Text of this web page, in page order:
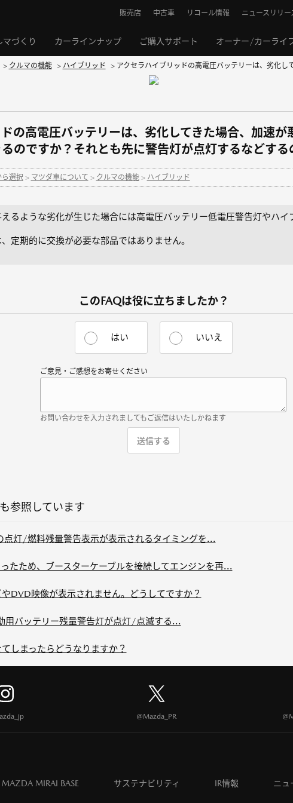
マづくり カーラインナップ ご購入サポート オーナー/カーライ
販売店 中古車 リコール情報 ニュースリリー
> クルマの機能 > ハイブリッド > アクセラハイブリッドの高電圧バッテリーは、劣化し
の高電圧バッテリーは、劣化してきた場合、加速
のですか？それとも先に警告灯が点灯するなどする
選択 > マツダ車について > クルマの機能> ハイブリッド
るような劣化が生じた場合には高電圧バッテリー低電圧警告灯やハイ
定期的に交換が必要な部品ではありません。
このFAQは役に立ちましたか？
はい いいえ
ご意見・ご感想をお寄せください
お問い合わせを入力されましてもご返信はいたしかねます
参照しています
点灯/燃料残量警告表示が表示されるタイミングを...
たため、ブースターケーブルを接続してエンジンを再...
やDVD映像が表示されません。どうしてですか？
用バッテリー残量警告灯が点灯/点滅する...
しまったらどうなりますか？
@Mazda_PR
MAZDA MIRAI BASE サステナビリティ IR情報 ニュ